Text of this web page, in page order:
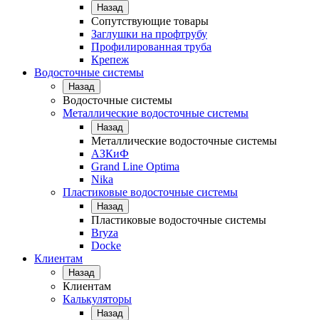
Назад
Сопутствующие товары
Заглушки на профтрубу
Профилированная труба
Крепеж
Водосточные системы
Назад
Водосточные системы
Металлические водосточные системы
Назад
Металлические водосточные системы
АЗКиФ
Grand Line Optima
Nika
Пластиковые водосточные системы
Назад
Пластиковые водосточные системы
Bryza
Docke
Клиентам
Назад
Клиентам
Калькуляторы
Назад